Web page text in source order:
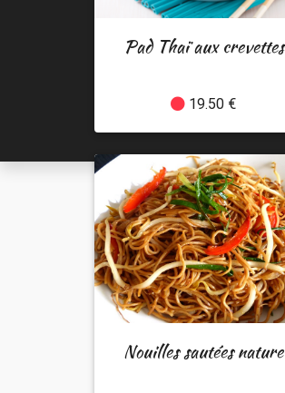
Pad Thaï aux crevettes
19.50 €
Nouilles sautées nature